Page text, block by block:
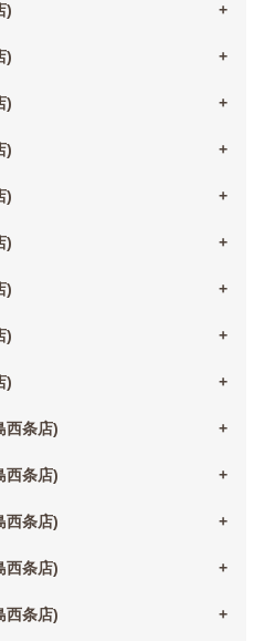
)
)
)
)
)
)
)
)
)
西条店)
西条店)
西条店)
西条店)
西条店)